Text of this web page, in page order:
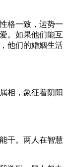
格一致，运势一
。如果他们能互
他们的婚姻生活
相，象征着阴阳
干。两人在智慧